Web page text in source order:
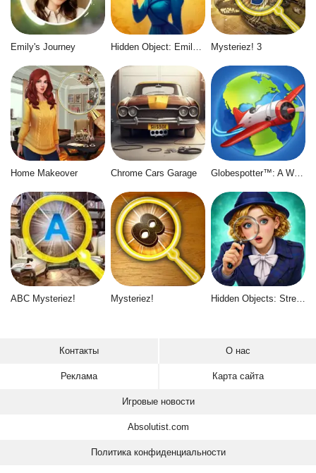
Emily's Journey Hidden Object: Emily's Case Mysteriez! 3
Home Makeover Chrome Cars Garage Globespotter™: A World of Difference™
ABC Mysteriez! Mysteriez! Hidden Objects: Street of Secrets
Контакты О нас
Реклама Карта сайта
Игровые новости
Absolutist.com
Политика конфиденциальности